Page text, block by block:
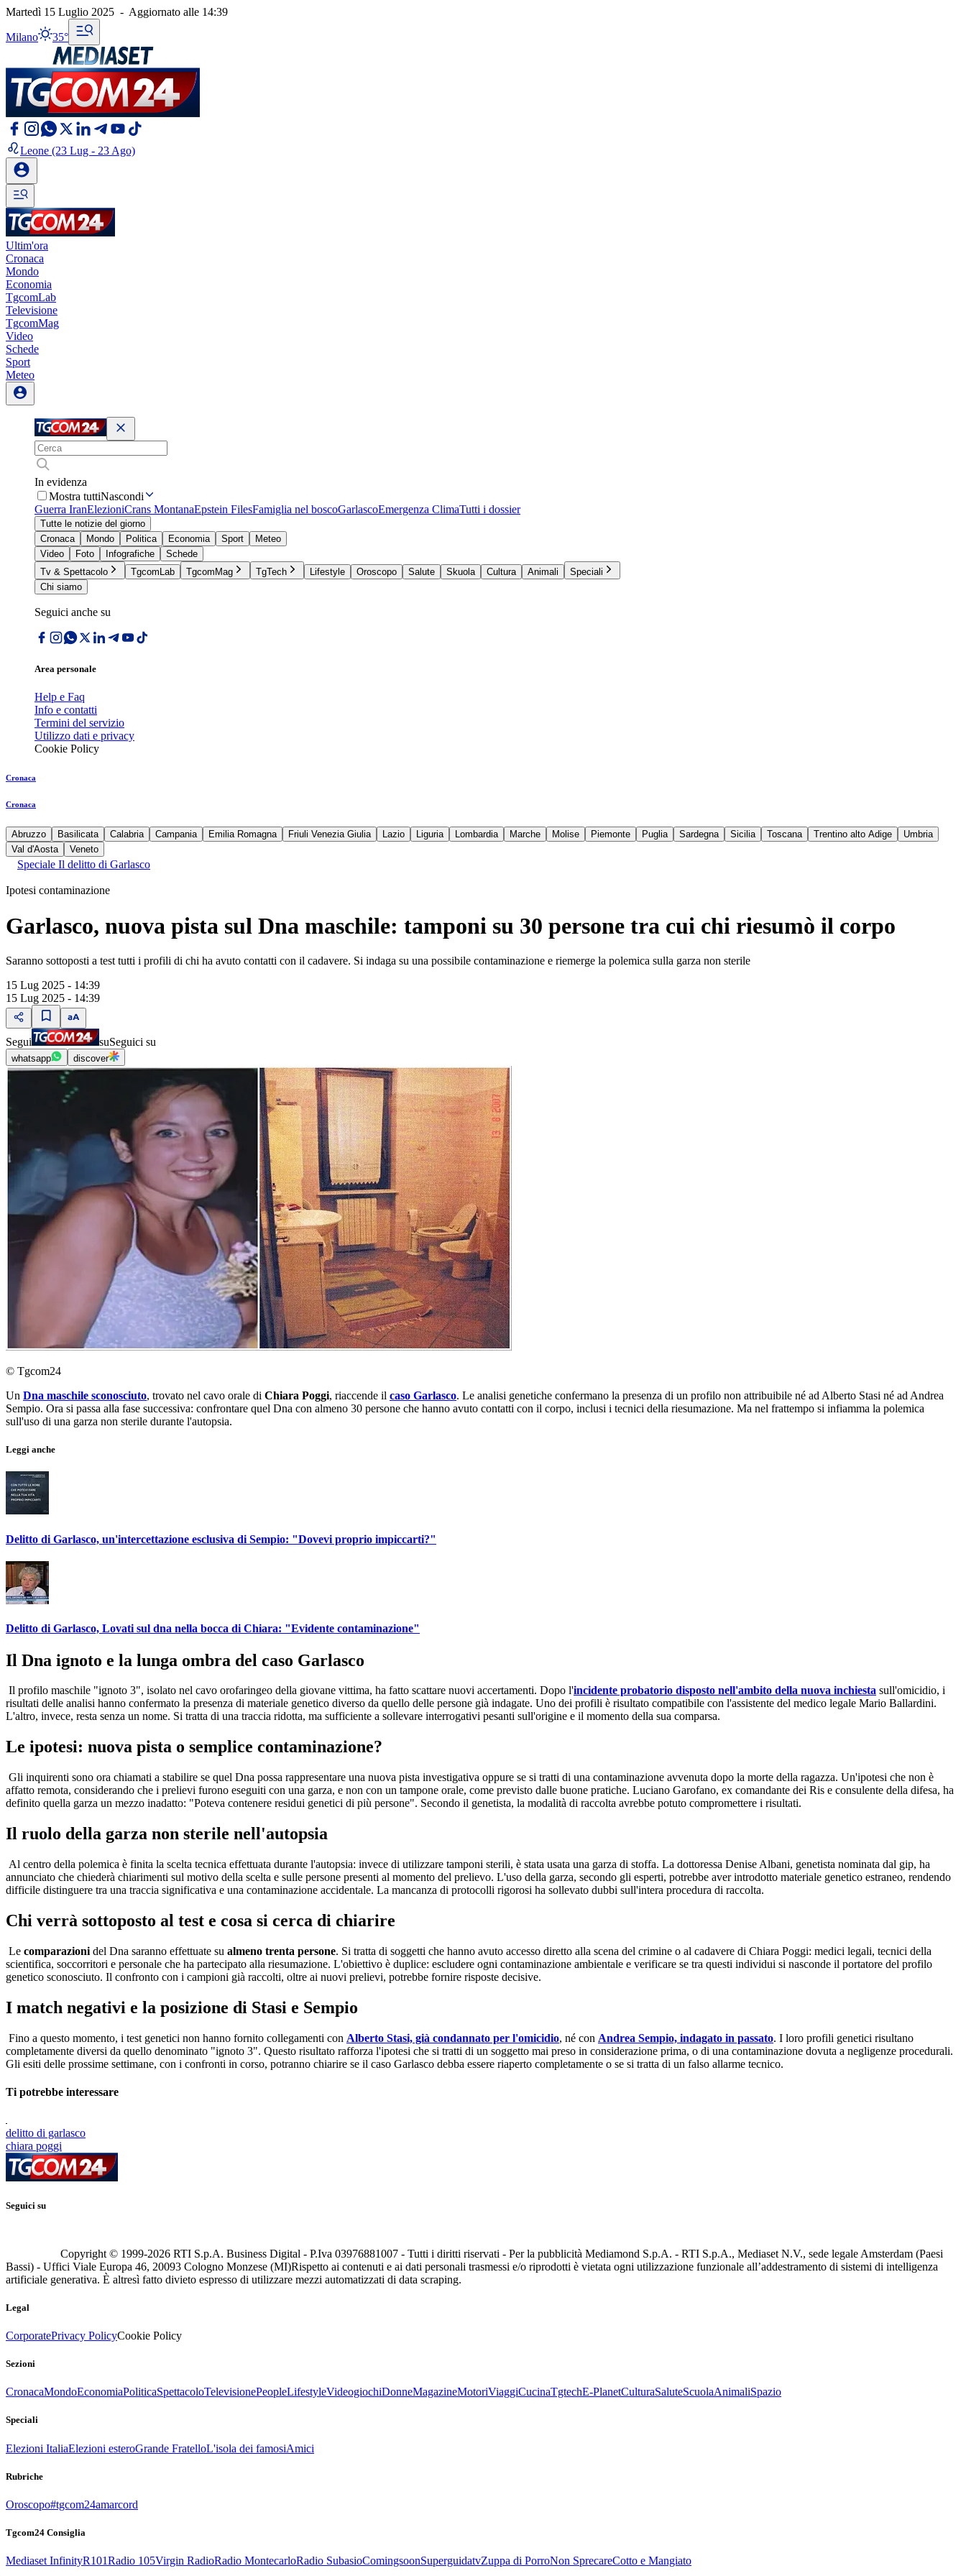
Martedì 15 Luglio 2025 - Aggiornato alle 14:39
Milano 35°
Leone (23 Lug - 23 Ago)
Ultim'ora
Cronaca
Mondo
Economia
TgcomLab
Televisione
TgcomMag
Video
Schede
Sport
Meteo
In evidenza
Mostra tuttiNascondi
Guerra IranElezioniCrans MontanaEpstein FilesFamiglia nel boscoGarlascoEmergenza ClimaTutti i dossier
Tutte le notizie del giorno
Cronaca
Mondo Politica Economia Sport
Meteo
Video
Foto Infografiche
Schede
Tv & Spettacolo
TgcomLab TgcomMag TgTech Lifestyle Oroscopo Salute Skuola Cultura Animali
Speciali
Chi siamo
Seguici anche su
Area personale
Help e Faq
Info e contatti
Termini del servizio
Utilizzo dati e privacy
Cookie Policy
Cronaca
Cronaca
Abruzzo Basilicata Calabria Campania Emilia Romagna Friuli Venezia Giulia Lazio Liguria Lombardia Marche Molise Piemonte Puglia Sardegna Sicilia Toscana Trentino alto Adige
Umbria
Val d'Aosta
Veneto
Speciale Il delitto di Garlasco
Ipotesi contaminazione
Garlasco, nuova pista sul Dna maschile: tamponi su 30 persone tra cui chi riesumò il corpo
Saranno sottoposti a test tutti i profili di chi ha avuto contatti con il cadavere. Si indaga su una possibile contaminazione e riemerge la polemica sulla garza non sterile
15 Lug 2025 - 14:39
15 Lug 2025 - 14:39
Segui suSeguici su
whatsapp discover
© Tgcom24
Un Dna maschile sconosciuto, trovato nel cavo orale di Chiara Poggi, riaccende il caso Garlasco. Le analisi genetiche confermano la presenza di un profilo non attribuibile né ad Alberto Stasi né ad Andrea
Sempio. Ora si passa alla fase successiva: confrontare quel Dna con almeno 30 persone che hanno avuto contatti con il corpo, inclusi i tecnici della riesumazione. Ma nel frattempo si infiamma la polemica
sull'uso di una garza non sterile durante l'autopsia.
Leggi anche
Delitto di Garlasco, un'intercettazione esclusiva di Sempio: "Dovevi proprio impiccarti?"
Delitto di Garlasco, Lovati sul dna nella bocca di Chiara: "Evidente contaminazione"
Il Dna ignoto e la lunga ombra del caso Garlasco
Il profilo maschile "ignoto 3", isolato nel cavo orofaringeo della giovane vittima, ha fatto scattare nuovi accertamenti. Dopo l'incidente probatorio disposto nell'ambito della nuova inchiesta sull'omicidio, i
risultati delle analisi hanno confermato la presenza di materiale genetico diverso da quello delle persone già indagate. Uno dei profili è risultato compatibile con l'assistente del medico legale Mario Ballardini.
L'altro, invece, resta senza un nome. Si tratta di una traccia ridotta, ma sufficiente a sollevare interrogativi pesanti sull'origine e il momento della sua comparsa.
Le ipotesi: nuova pista o semplice contaminazione?
Gli inquirenti sono ora chiamati a stabilire se quel Dna possa rappresentare una nuova pista investigativa oppure se si tratti di una contaminazione avvenuta dopo la morte della ragazza. Un'ipotesi che non è
affatto remota, considerando che i prelievi furono eseguiti con una garza, e non con un tampone orale, come previsto dalle buone pratiche. Luciano Garofano, ex comandante dei Ris e consulente della difesa, ha
definito quella garza un mezzo inadatto: "Poteva contenere residui genetici di più persone". Secondo il genetista, la modalità di raccolta avrebbe potuto compromettere i risultati.
Il ruolo della garza non sterile nell'autopsia
Al centro della polemica è finita la scelta tecnica effettuata durante l'autopsia: invece di utilizzare tamponi sterili, è stata usata una garza di stoffa. La dottoressa Denise Albani, genetista nominata dal gip, ha
annunciato che chiederà chiarimenti sul motivo della scelta e sulle persone presenti al momento del prelievo. L'uso della garza, secondo gli esperti, potrebbe aver introdotto materiale genetico estraneo, rendendo
difficile distinguere tra una traccia significativa e una contaminazione accidentale. La mancanza di protocolli rigorosi ha sollevato dubbi sull'intera procedura di raccolta.
Chi verrà sottoposto al test e cosa si cerca di chiarire
Le comparazioni del Dna saranno effettuate su almeno trenta persone. Si tratta di soggetti che hanno avuto accesso diretto alla scena del crimine o al cadavere di Chiara Poggi: medici legali, tecnici della
scientifica, soccorritori e personale che ha partecipato alla riesumazione. L'obiettivo è duplice: escludere ogni contaminazione ambientale e verificare se tra questi individui si nasconde il portatore del profilo
genetico sconosciuto. Il confronto con i campioni già raccolti, oltre ai nuovi prelievi, potrebbe fornire risposte decisive.
I match negativi e la posizione di Stasi e Sempio
Fino a questo momento, i test genetici non hanno fornito collegamenti con Alberto Stasi, già condannato per l'omicidio, né con Andrea Sempio, indagato in passato. I loro profili genetici risultano
completamente diversi da quello denominato "ignoto 3". Questo risultato rafforza l'ipotesi che si tratti di un soggetto mai preso in considerazione prima, o di una contaminazione dovuta a negligenze procedurali.
Gli esiti delle prossime settimane, con i confronti in corso, potranno chiarire se il caso Garlasco debba essere riaperto completamente o se si tratta di un falso allarme tecnico.
Ti potrebbe interessare
delitto di garlasco
chiara poggi
Seguici su
Copyright © 1999-2026 RTI S.p.A. Business Digital - P.Iva 03976881007 - Tutti i diritti riservati - Per la pubblicità Mediamond S.p.A. - RTI S.p.A., Mediaset N.V., sede legale Amsterdam (Paesi
Bassi) - Uffici Viale Europa 46, 20093 Cologno Monzese (MI)Rispetto ai contenuti e ai dati personali trasmessi e/o riprodotti è vietata ogni utilizzazione funzionale all’addestramento di sistemi di intelligenza
artificiale generativa. È altresì fatto divieto espresso di utilizzare mezzi automatizzati di data scraping.
Legal
CorporatePrivacy PolicyCookie Policy
Sezioni
CronacaMondoEconomiaPoliticaSpettacoloTelevisionePeopleLifestyleVideogiochiDonneMagazineMotoriViaggiCucinaTgtechE-PlanetCulturaSaluteScuolaAnimaliSpazio
Speciali
Elezioni ItaliaElezioni esteroGrande FratelloL'isola dei famosiAmici
Rubriche
Oroscopo#tgcom24amarcord
Tgcom24 Consiglia
Mediaset InfinityR101Radio 105Virgin RadioRadio MontecarloRadio SubasioComingsoonSuperguidatvZuppa di PorroNon SprecareCotto e Mangiato